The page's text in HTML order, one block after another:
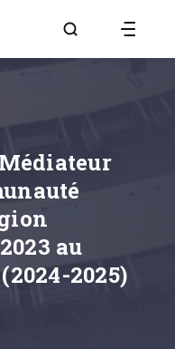
Aller à la page
au
2025)